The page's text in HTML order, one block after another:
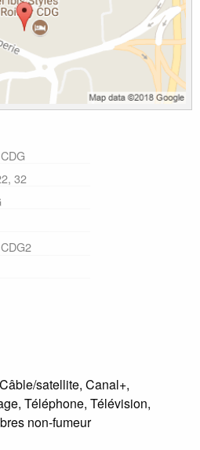
32
satellite, Canal+,
Téléphone, Télévision,
non-fumeur